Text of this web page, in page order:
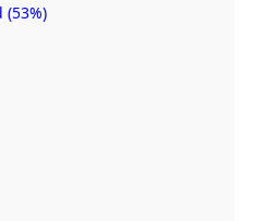
(53%)